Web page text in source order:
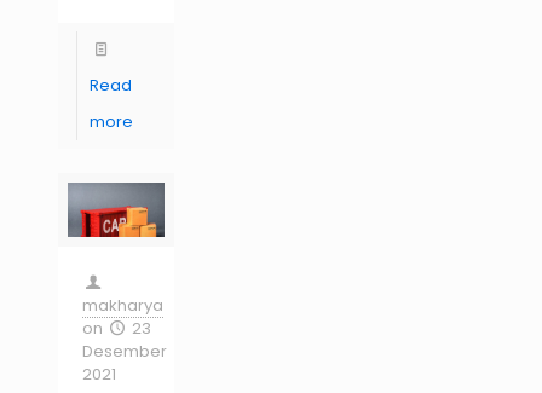
Read
more
makharya
on
23
Desember
2021